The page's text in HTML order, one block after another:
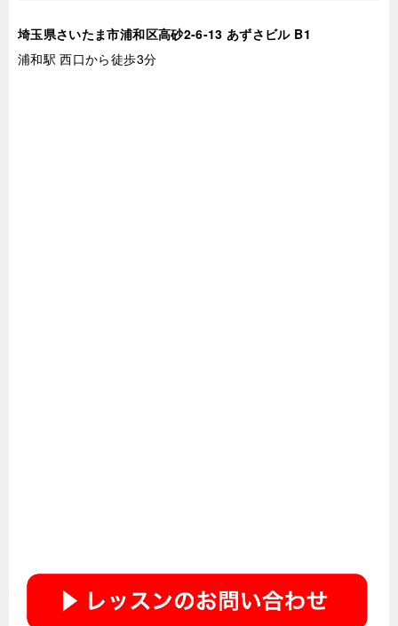
埼玉県さいたま市浦和区高砂2-6-13 あずさビル B1
浦和駅 西口から徒歩3分